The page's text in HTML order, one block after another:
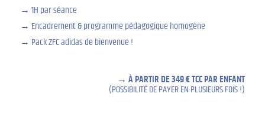
1H par séance
Encadrement & programme pédagogique homogène
Pack ZFC adidas de bienvenue !
À PARTIR DE 349 € TCC PAR ENFANT
(POSSIBILITÉ DE PAYER EN PLUSIEURS FOIS !)